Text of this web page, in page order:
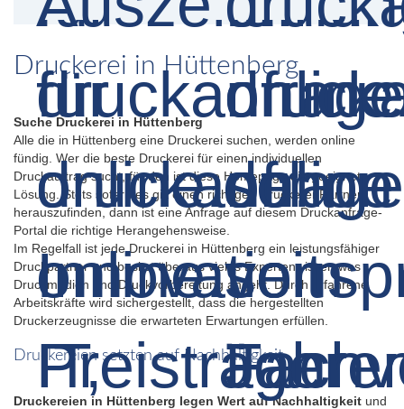
Druckerei in Hüttenberg
Suche Druckerei in Hüttenberg
Alle die in Hüttenberg eine Druckerei suchen, werden online
fündig. Wer die beste Druckerei für einen individuellen
Druckauftrag sucht, für den ist diese Homepage die geeignete
Lösung. Stets sofern es gilt einen richtigen Druckerei-Partner
herauszufinden, dann ist eine Anfrage auf diesem Druckanfrage-
Portal die richtige Herangehensweise.
Im Regelfall ist jede Druckerei in Hüttenberg ein leistungsfähiger
Druckpartner und besitzt überaus vieles Expertenwissen was
Druckmedien und Druckvorbereitung angeht. Durch erfahrene
Arbeitskräfte wird sichergestellt, dass die hergestellten
Druckerzeugnisse die erwarteten Erwartungen erfüllen.
Druckereien setzten auf Nachhaltigkeit
Druckereien in Hüttenberg legen Wert auf Nachhaltigkeit und